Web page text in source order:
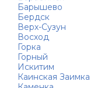
Барышево
Бердск
Верх-Сузун
Восход
Горка
Горный
Искитим
Каинская Заимка